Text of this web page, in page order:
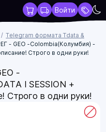
Войти
Telegram формата Tdata &
- GEO -Colombia(Колумбия) -
Строго в одни руки!
-
I SESSION +
Строго в одни руки!